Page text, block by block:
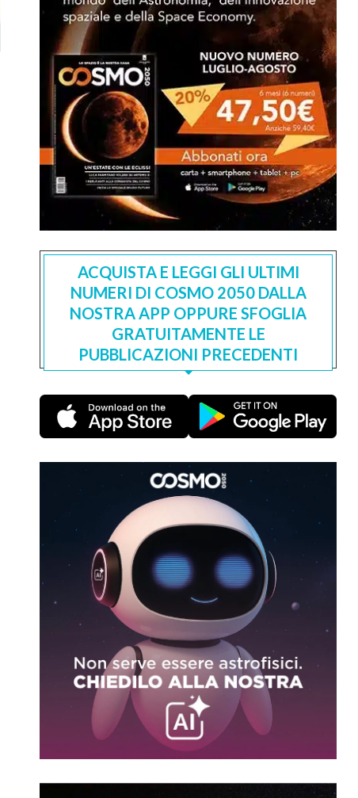
ACQUISTA E LEGGI GLI ULTIMI
NUMERI DI COSMO 2050 DALLA
NOSTRA APP OPPURE SFOGLIA
GRATUITAMENTE LE
PUBBLICAZIONI PRECEDENTI